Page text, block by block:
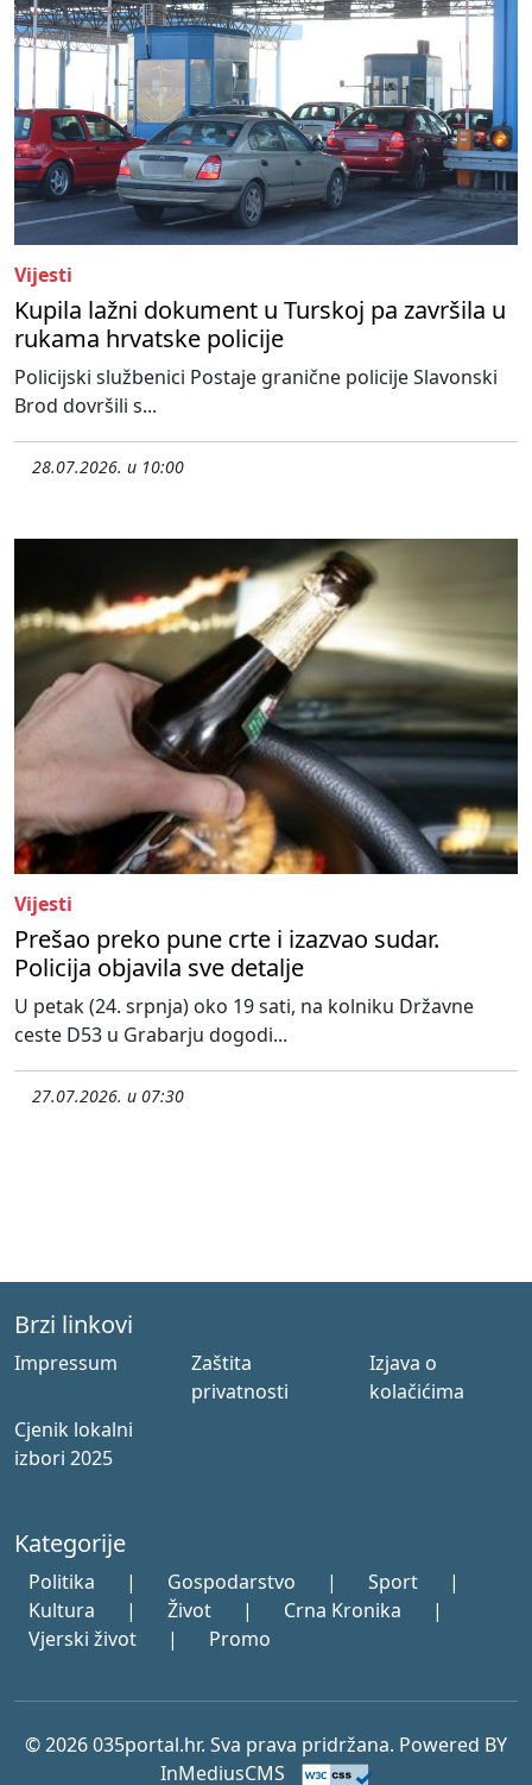
Vijesti
Kupila lažni dokument u Turskoj pa završila u
rukama hrvatske policije
Policijski službenici Postaje granične policije Slavonski
Brod dovršili s...
28.07.2026. u 10:00
Vijesti
Prešao preko pune crte i izazvao sudar.
Policija objavila sve detalje
U petak (24. srpnja) oko 19 sati, na kolniku Državne
ceste D53 u Grabarju dogodi...
27.07.2026. u 07:30
Brzi linkovi
Impressum
Zaštita
privatnosti
Izjava o
kolačićima
Cjenik lokalni
izbori 2025
Kategorije
Politika | Gospodarstvo | Sport
|
Kultura
| Život | Crna Kronika
|
Vjerski život
| Promo
© 2026 035portal.hr. Sva prava pridržana. Powered BY
InMediusCMS